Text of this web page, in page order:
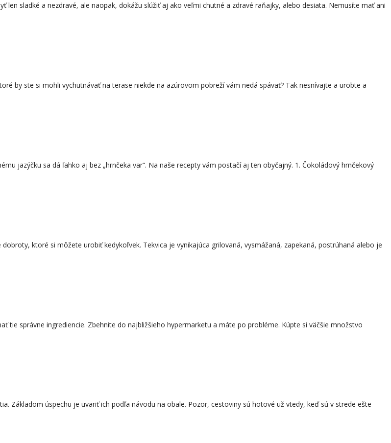
sladké a nezdravé, ale naopak, dokážu slúžiť aj ako veľmi chutné a zdravé raňajky, alebo desiata. Nemusíte mať ani
by ste si mohli vychutnávať na terase niekde na azúrovom pobreží vám nedá spávať? Tak nesnívajte a urobte a
jazýčku sa dá ľahko aj bez „hrnčeka var“. Na naše recepty vám postačí aj ten obyčajný. 1. Čokoládový hrnčekový
ktoré si môžete urobiť kedykoľvek. Tekvica je vynikajúca grilovaná, vysmážaná, zapekaná, postrúhaná alebo je
tie správne ingrediencie. Zbehnite do najbližšieho hypermarketu a máte po probléme. Kúpte si väčšie množstvo
Základom úspechu je uvariť ich podľa návodu na obale. Pozor, cestoviny sú hotové už vtedy, keď sú v strede ešte